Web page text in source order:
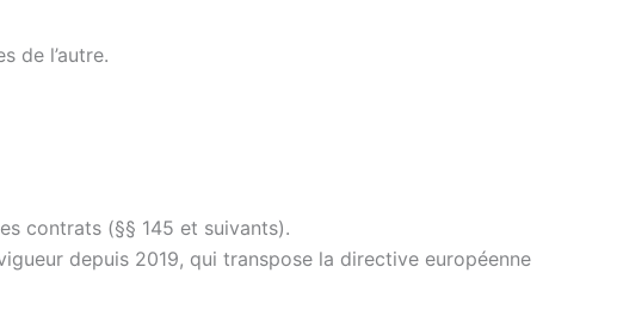
de l’autre.
contrats (§§ 145 et suivants).
depuis 2019, qui transpose la directive européenne